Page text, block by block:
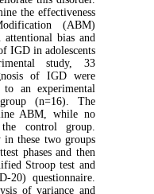
the effectiveness
(ABM)
attentional bias and
of IGD in adolescents.
study, 33
of IGD were
to an experimental
(n=16). The
ABM, while no
the control group.
in these two groups
phases and then
Stroop test and
20) questionnaire.
of variance and